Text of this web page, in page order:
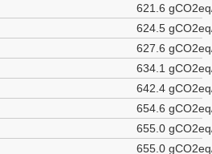
621.6
624.5
627.6
634.1
642.4
654.6
655.0
655.0